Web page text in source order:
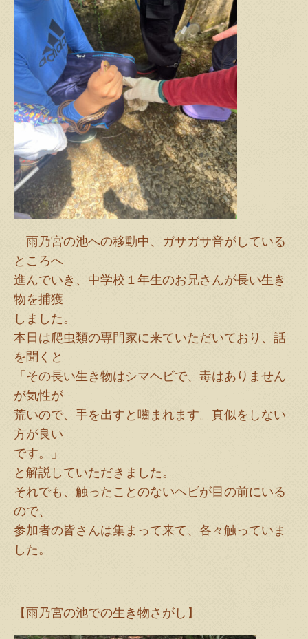
雨乃宮の池への移動中、ガサガサ音がしている
ところへ
進んでいき、中学校１年生のお兄さんが長い生き
物を捕獲
しました。
本日は爬虫類の専門家に来ていただいており、話
を聞くと
「その長い生き物はシマヘビで、毒はありません
が気性が
荒いので、手を出すと嚙まれます。真似をしない
方が良い
です。」
と解説していただきました。
それでも、触ったことのないヘビが目の前にいる
ので、
参加者の皆さんは集まって来て、各々触っていま
した。
【雨乃宮の池での生き物さがし】